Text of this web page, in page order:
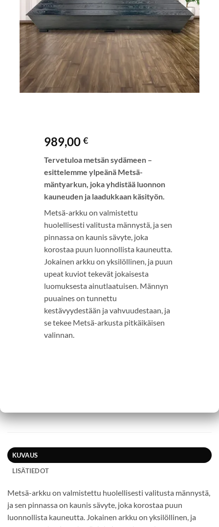
989,00€
Tervetuloa metsän sydämeen –
esittelemme ylpeänä Metsä-
mäntyarkun, joka yhdistää luonnon
kauneuden ja laadukkaan käsityön.
Metsä-arkku on valmistettu
huolellisesti valitusta männystä, ja sen
pinnassa on kaunis sävyte, joka
korostaa puun luonnollista kauneutta.
Jokainen arkku on yksilöllinen, ja puun
upeat kuviot tekevät jokaisesta
luomuksesta ainutlaatuisen. Männyn
puuaines on tunnettu
kestävyydestään ja vahvuudestaan, ja
se tekee Metsä-arkusta pitkäikäisen
valinnan.
KUVAUS
LISÄTIEDOT
Metsä-arkku on valmistettu huolellisesti valitusta männystä,
ja sen pinnassa on kaunis sävyte, joka korostaa puun
luonnollista kauneutta. Jokainen arkku on yksilöllinen, ja